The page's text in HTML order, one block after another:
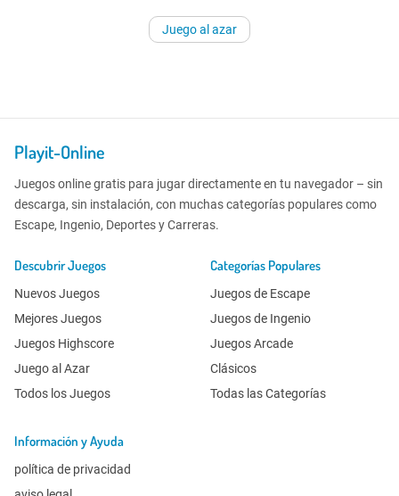
Juego al azar
Playit-Online
Juegos online gratis para jugar directamente en tu navegador – sin
descarga, sin instalación, con muchas categorías populares como
Escape, Ingenio, Deportes y Carreras.
Descubrir Juegos
Nuevos Juegos
Mejores Juegos
Juegos Highscore
Juego al Azar
Todos los Juegos
Categorías Populares
Juegos de Escape
Juegos de Ingenio
Juegos Arcade
Clásicos
Todas las Categorías
Información y Ayuda
política de privacidad